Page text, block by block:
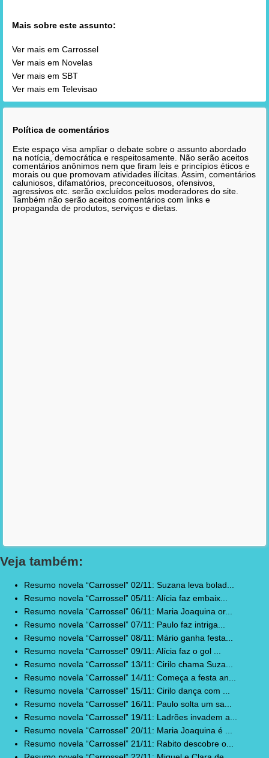
Mais sobre este assunto:
Ver mais em Carrossel
Ver mais em Novelas
Ver mais em SBT
Ver mais em Televisao
Política de comentários
Este espaço visa ampliar o debate sobre o assunto abordado
na notícia, democrática e respeitosamente. Não serão aceitos
comentários anônimos nem que firam leis e princípios éticos e
morais ou que promovam atividades ilícitas. Assim, comentários
caluniosos, difamatórios, preconceituosos, ofensivos,
agressivos etc. serão excluídos pelos moderadores do site.
Também não serão aceitos comentários com links e
propaganda de produtos, serviços e dietas.
Veja também:
Resumo novela “Carrossel” 02/11: Suzana leva bolad...
Resumo novela “Carrossel” 05/11: Alícia faz embaix...
Resumo novela “Carrossel” 06/11: Maria Joaquina or...
Resumo novela “Carrossel” 07/11: Paulo faz intriga...
Resumo novela “Carrossel” 08/11: Mário ganha festa...
Resumo novela “Carrossel” 09/11: Alícia faz o gol ...
Resumo novela “Carrossel” 13/11: Cirilo chama Suza...
Resumo novela “Carrossel” 14/11: Começa a festa an...
Resumo novela “Carrossel” 15/11: Cirilo dança com ...
Resumo novela “Carrossel” 16/11: Paulo solta um sa...
Resumo novela “Carrossel” 19/11: Ladrões invadem a...
Resumo novela “Carrossel” 20/11: Maria Joaquina é ...
Resumo novela “Carrossel” 21/11: Rabito descobre o...